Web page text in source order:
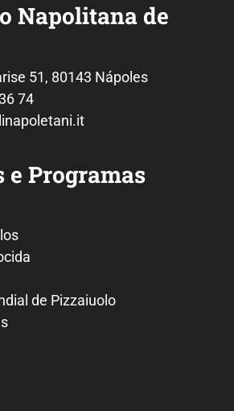
Napolitana de
51, 80143 Nápoles
74
Programas
de Pizzaiuolo